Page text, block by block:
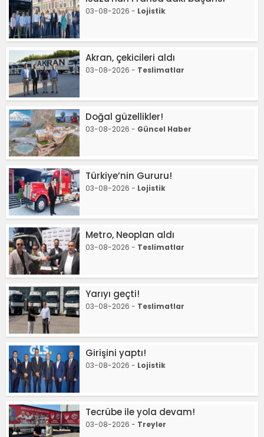
03-08-2026 - Lojistik
Akran, çekicileri aldı
03-08-2026 - Teslimatlar
Doğal güzellikler!
03-08-2026 - Güncel Haber
Türkiye’nin Gururu!
03-08-2026 - Lojistik
Metro, Neoplan aldı
03-08-2026 - Teslimatlar
Yarıyı geçti!
03-08-2026 - Teslimatlar
Girişini yaptı!
03-08-2026 - Lojistik
Tecrübe ile yola devam!
03-08-2026 - Treyler